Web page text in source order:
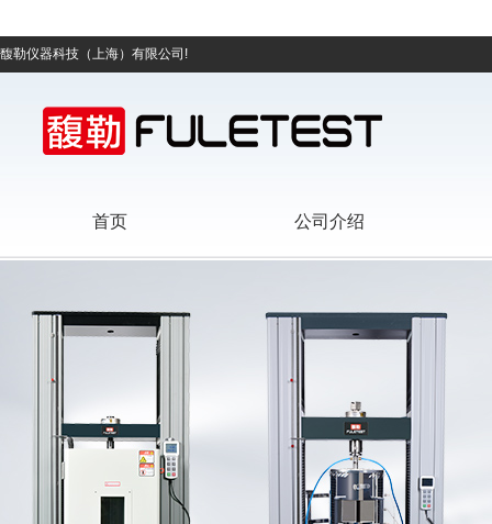
馥勒仪器科技（上海）有限公司!
首页 公司介绍